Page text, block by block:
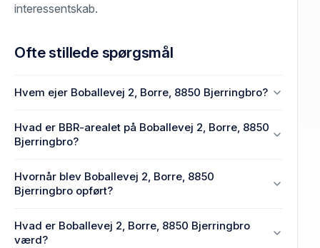
interessentskab.
Ofte stillede spørgsmål
Hvem ejer Boballevej 2, Borre, 8850 Bjerringbro?
Bjerringbro.
Hvad er BBR-arealet på Boballevej 2, Borre, 8850
Bjerringbro?
8850 Bjerringbro.
Hvornår blev Boballevej 2, Borre, 8850
Bjerringbro opført?
Boballevej 2, Borre, 8850 Bjerringbro.
Hvad er Boballevej 2, Borre, 8850 Bjerringbro
værd?